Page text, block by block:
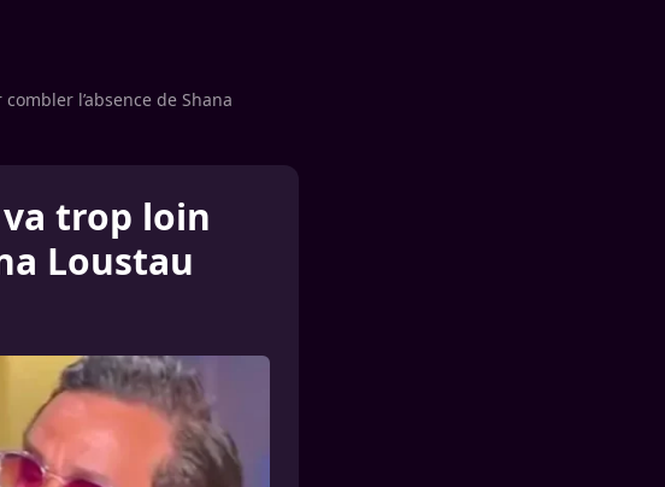
l’absence de Shana
va trop loin
Loustau